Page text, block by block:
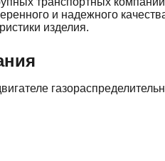
и надежного
изделия.